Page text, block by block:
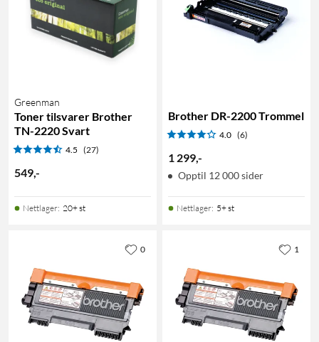
Greenman
Toner tilsvarer Brother
TN-2220 Svart
4.5 (27)
549,-
Nettlager: 20+ st
Brother DR-2200 Trommel
4.0 (6)
1 299,-
Opptil 12 000 sider
Nettlager: 5+ st
0 1